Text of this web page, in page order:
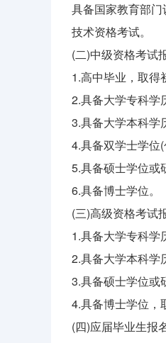
具备国家教育部
技术资格考试。
(二)中级资格考试
1.高中毕业，取得
2.具备大学专科学
3.具备大学本科学
4.具备双学士学位
5.具备硕士学位或
6.具备博士学位。
(三)高级资格考试
1.具备大学专科学
2.具备大学本科学
3.具备硕士学位或
4.具备博士学位，
(四)应届毕业生报